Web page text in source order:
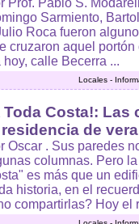
Prof. Pablo S.
Sarmiento,
Roca fueron
cruzaron aquel
calle Becerra ...
Locales -
Toda Costa!:
residencia de
Oscar . Sus paredes
columnas. Pero
es más que un
historia, en el
compartirlas? Hoy el